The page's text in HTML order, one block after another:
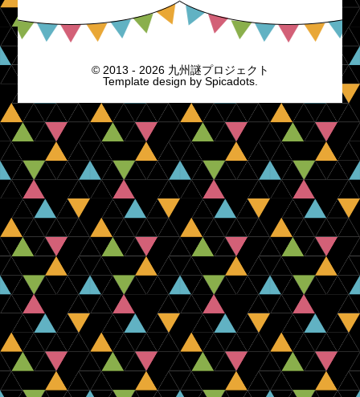
© 2013 - 2026 九州謎プロジェクト
Template design by Spicadots.